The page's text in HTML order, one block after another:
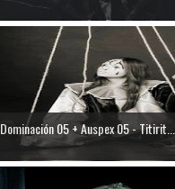
Dominación 05 + Auspex 05 - Titirit...